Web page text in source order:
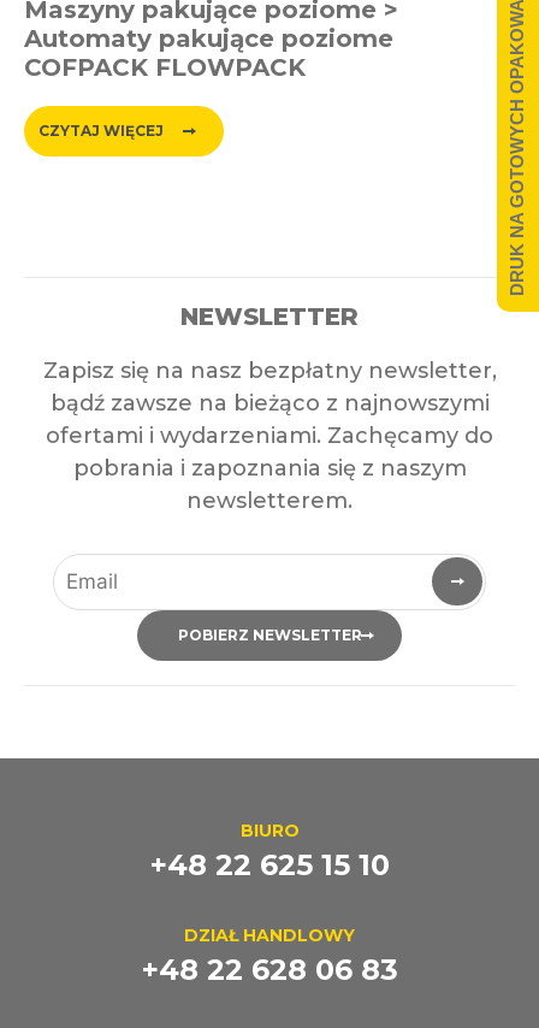
Maszyny pakujące poziome >
Automaty pakujące poziome
COFPACK FLOWPACK
CZYTAJ WIĘCEJ
NEWSLETTER
Zapisz się na nasz bezpłatny newsletter,
bądź zawsze na bieżąco z najnowszymi
ofertami i wydarzeniami. Zachęcamy do
pobrania i zapoznania się z naszym
newsletterem.
POBIERZ NEWSLETTER
BIURO
+48 22 625 15 10
DZIAŁ HANDLOWY
+48 22 628 06 83
DRUK NA GOTOWYCH OPAKOWANIACH